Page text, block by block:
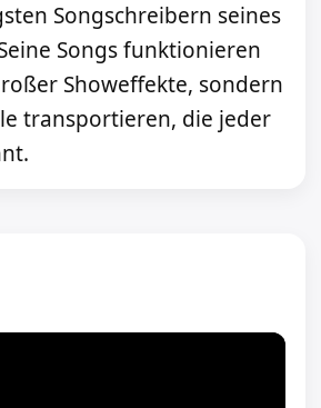
Songschreibern seines
Songs funktionieren
Showeffekte, sondern
transportieren, die jeder